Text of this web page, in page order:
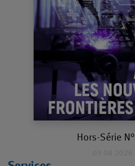
Hors-Série